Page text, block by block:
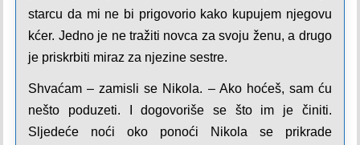
starcu da mi ne bi prigovorio kako kupujem njegovu
kćer. Jedno je ne tražiti novca za svoju ženu, a drugo
je priskrbiti miraz za njezine sestre.
Shvaćam – zamisli se Nikola. – Ako hoćeš, sam ću
nešto poduzeti. I dogovoriše se što im je činiti.
Sljedeće noći oko ponoći Nikola se prikrade